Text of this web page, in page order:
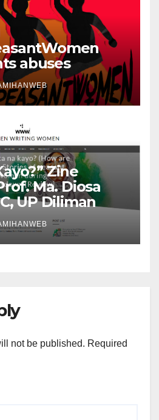
abuses
Zine
Ma. Diosa
UP Diliman
not be published. Required